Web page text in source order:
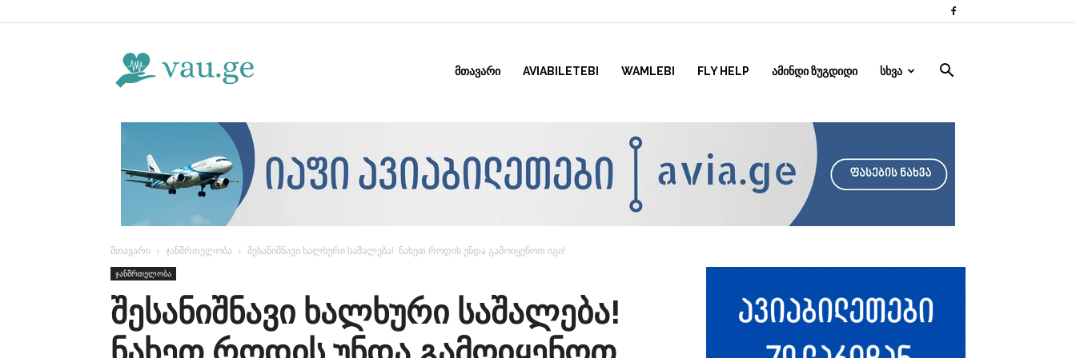
ᲛᲗᲐᲕᲐᲠᲘ AVIABILETEBI WAMLEBI FLY HELP ᲐᲛᲘᲜᲓᲘ ᲖᲣᲒᲓᲘᲓᲘ ᲡᲮᲕᲐ
მთავარი ჯანმრთელობა შესანიშნავი ხალხური საშალება! ნახეთ როდის უნდა გამოიყენოთ იგი!
ჯანმრთელობა
შესანიშნავი ხალხური საშალება!